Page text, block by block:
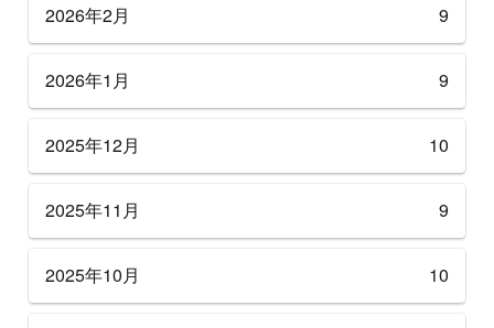
2026年2月 9
2026年1月 9
2025年12月 10
2025年11月 9
2025年10月 10